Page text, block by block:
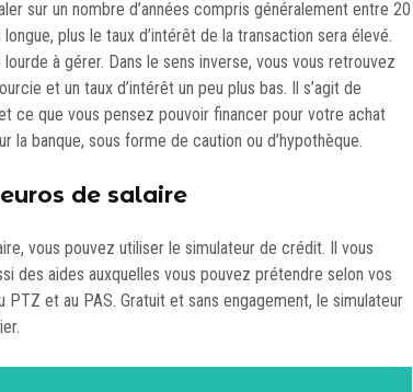
sur un nombre d’années compris généralement entre 20
plus le taux d’intérêt de la transaction sera élevé.
à gérer. Dans le sens inverse, vous vous retrouvez
et un taux d’intérêt un peu plus bas. Il s’agit de
ce que vous pensez pouvoir financer pour votre achat
la banque, sous forme de caution ou d’hypothèque.
de salaire
vous pouvez utiliser le simulateur de crédit. Il vous
des aides auxquelles vous pouvez prétendre selon vos
et au PAS. Gratuit et sans engagement, le simulateur